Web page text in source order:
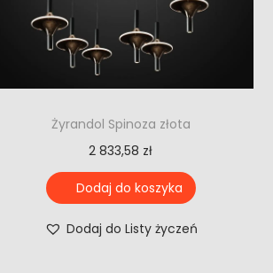
Żyrandol Spinoza złota
2 833,58 zł
Dodaj do koszyka
Dodaj do Listy życzeń